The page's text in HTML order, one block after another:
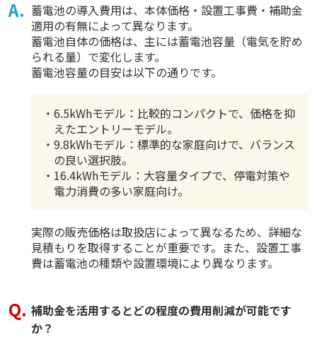
蓄電池の導入費用は、本体価格・設置工事費・補助金
適用の有無によって異なります。
蓄電池自体の価格は、主には蓄電池容量（電気を貯め
られる量）で変化します。
蓄電池容量の目安は以下の通りです。
・6.5kWhモデル：比較的コンパクトで、価格を抑
えたエントリーモデル。
・9.8kWhモデル：標準的な家庭向けで、バランス
の良い選択肢。
・16.4kWhモデル：大容量タイプで、停電対策や
電力消費の多い家庭向け。
実際の販売価格は取扱店によって異なるため、詳細な
見積もりを取得することが重要です。また、設置工事
費は蓄電池の種類や設置環境により異なります。
補助金を活用するとどの程度の費用削減が可能です
か？